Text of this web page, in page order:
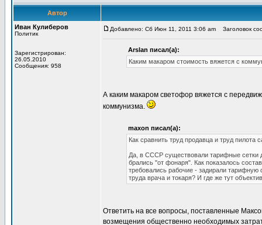
Автор
Иван Кулиберов
Политик
Зарегистрирован:
26.05.2010
Сообщения: 958
Добавлено: Сб Июн 11, 2011 3:06 am Заголовок
Arslan писал(а):
Каким макаром стоимость вяжется с
А каким макаром светофор вяжется с
коммунизма.
maxon писал(а):
Как сравнить труд продавца и труд
Да, в СССР существовали тарифные сетки
брались "от фонаря". Как показалось
требовались рабочие - задирали тарифную
труда врача и токаря? И где же тут
Ответить на все вопросы, поставленные
возмещения общественно необходимых